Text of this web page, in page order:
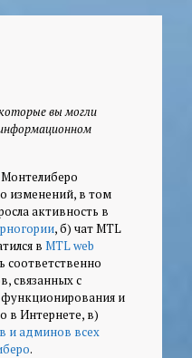
вы могли
изменений, в том
активность в
, б) чат MTL
в MTL web
соответственно
связанных с
и
в Интернете, в)
и админов всех
.